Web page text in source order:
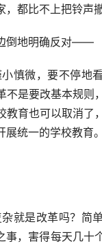
都比不上把铃声
倒地明确反对——
慎微，要不停地
不是要改基本规则
教育也可以取消了
展统一的学校教育
就是改革吗？简
事，害得每天几十